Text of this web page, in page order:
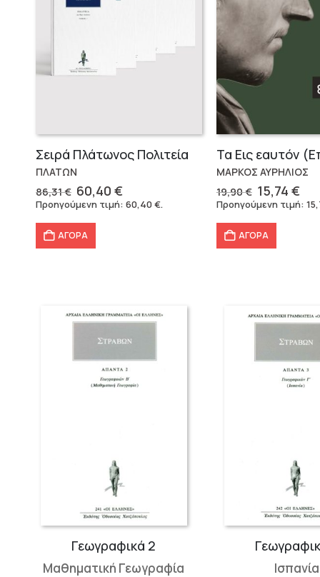
Σειρά Πλάτωνος Πολιτεία
ΠΛΑΤΩΝ
86,31€ Original
price
86,31 €.
60,40€
τρέχουσα
Προηγούμενη τιμή: 60,40€.
ΑΓΟΡΑ
ΜΑΡΚΟΣ ΑΥΡΗΛΙΟΣ
19,90€ Original
price
19,90 €.
15,74 €Η
Προηγούμενη τιμή:
ΑΓΟΡΑ
Γεωγραφικά 2
Μαθηματική Γεωγραφία Ισπανία